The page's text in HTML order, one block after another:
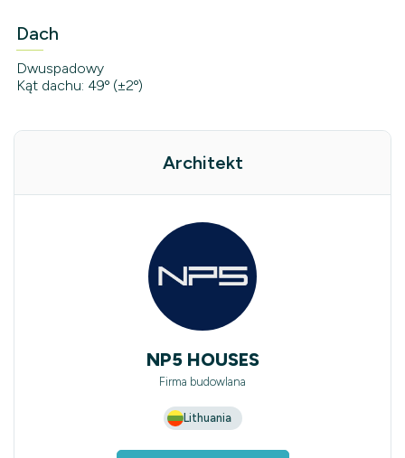
Dach
Dwuspadowy
Kąt dachu: 49º (±2º)
Architekt
NP5 HOUSES
Firma budowlana
Lithuania